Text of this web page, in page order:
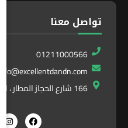
تواصل معنا
01211000566
info@excellentdandn.com
166 شارع الحجاز المطار ، النزهة ، القاهرة ، مصر